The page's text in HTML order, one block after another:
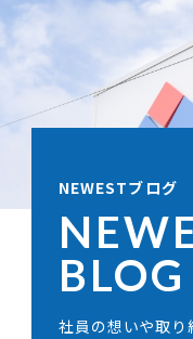
NEWESTブログ
BLOG
社員の想いや取